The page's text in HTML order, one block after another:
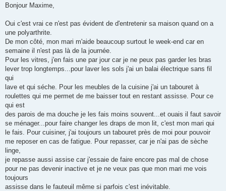
s
g
Bonjour Maxime,
Oui c'est vrai ce n'est pas évident de d'entretenir sa maison quand on a
une polyarthrite.
De mon côté, mon mari m'aide beaucoup surtout le week-end car en
semaine il n'est pas là de la journée.
Pour les vitres, j'en fais une par jour car je ne peux pas garder les bras
lever trop longtemps...pour laver les sols j'ai un balai électrique sans fil
qui
lave et qui séche. Pour les meubles de la cuisine j'ai un tabouret à
roulettes qui me permet de me baisser tout en restant assisse. Pour ce
qui est
des parois de ma douche je les fais moins souvent...et ouais il faut savoir
se ménager...pour faire changer les draps de mon lit, c'est mon mari qui
le fais. Pour cuisiner, j'ai toujours un tabouret près de moi pour pouvoir
me reposer en cas de fatigue. Pour repasser, car je n'ai pas de sèche
linge,
je repasse aussi assise car j'essaie de faire encore pas mal de chose
pour ne pas devenir inactive et je ne veux pas que mon mari me vois
toujours
assisse dans le fauteuil même si parfois c'est inévitable.